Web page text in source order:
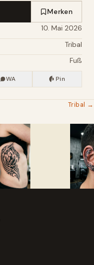
Merken
10. Mai 2026
Tribal
Fuß
WA Pin
Tribal →